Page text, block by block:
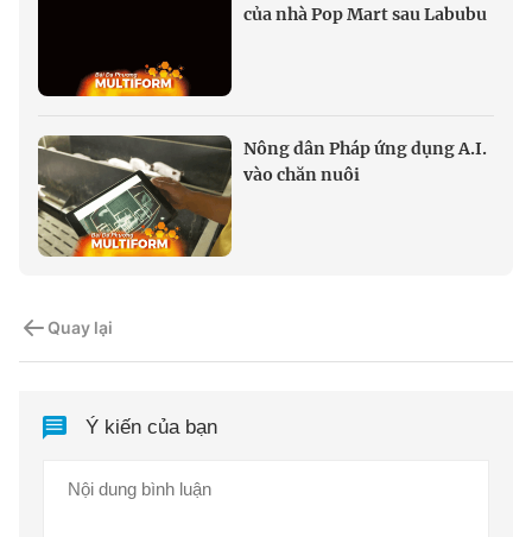
của nhà Pop Mart sau Labubu
Nông dân Pháp ứng dụng A.I.
vào chăn nuôi
Quay lại
Ý kiến của bạn